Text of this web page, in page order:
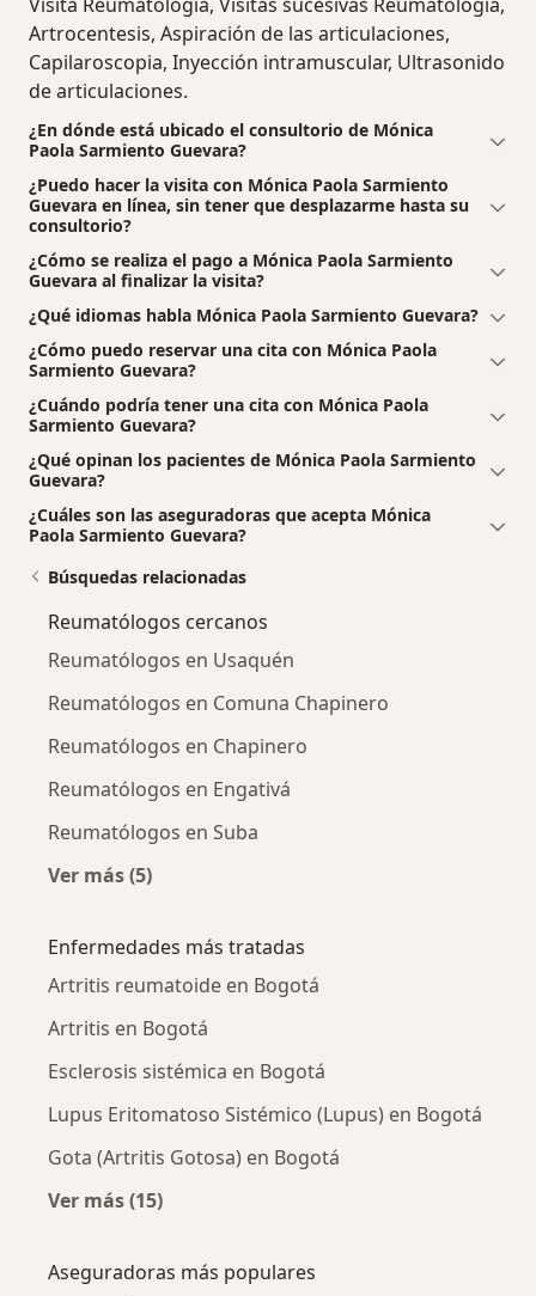
Visita Reumatología, Visitas sucesivas Reumatología,
Artrocentesis, Aspiración de las articulaciones,
Capilaroscopia, Inyección intramuscular, Ultrasonido
de articulaciones.
¿En dónde está ubicado el consultorio de Mónica
Paola Sarmiento Guevara?
¿Puedo hacer la visita con Mónica Paola Sarmiento
Guevara en línea, sin tener que desplazarme hasta su
consultorio?
¿Cómo se realiza el pago a Mónica Paola Sarmiento
Guevara al finalizar la visita?
¿Qué idiomas habla Mónica Paola Sarmiento Guevara?
¿Cómo puedo reservar una cita con Mónica Paola
Sarmiento Guevara?
¿Cuándo podría tener una cita con Mónica Paola
Sarmiento Guevara?
¿Qué opinan los pacientes de Mónica Paola Sarmiento
Guevara?
¿Cuáles son las aseguradoras que acepta Mónica
Paola Sarmiento Guevara?
Búsquedas relacionadas
Reumatólogos cercanos
Reumatólogos en Usaquén
Reumatólogos en Comuna Chapinero
Reumatólogos en Chapinero
Reumatólogos en Engativá
Reumatólogos en Suba
Ver más (5)
Enfermedades más tratadas
Artritis reumatoide en Bogotá
Artritis en Bogotá
Esclerosis sistémica en Bogotá
Lupus Eritomatoso Sistémico (Lupus) en Bogotá
Gota (Artritis Gotosa) en Bogotá
Ver más (15)
Aseguradoras más populares